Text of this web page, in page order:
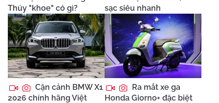
Thúy "khoe" có gì?
sạc siêu nhanh
Cận cảnh BMW X1
2026 chính hãng Việt
Ra mắt xe ga
Honda Giorno+ đặc biệt